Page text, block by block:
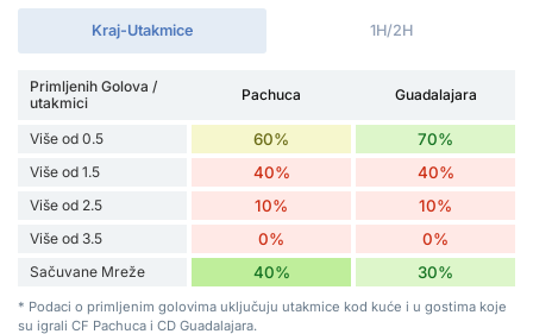
Kraj-Utakmice 1H/2H
Primljenih Golova /
utakmici
Pachuca Guadalajara
Više od 0.5 60% 70%
Više od 1.5 40% 40%
Više od 2.5 10% 10%
Više od 3.5 0% 0%
Sačuvane Mreže 40% 30%
* Podaci o primljenim golovima uključuju utakmice kod kuće i u gostima koje
su igrali CF Pachuca i CD Guadalajara.